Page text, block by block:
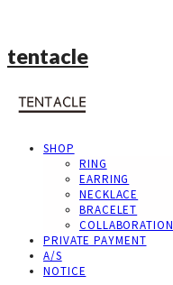
tentacle
SHOP
RING
EARRING
NECKLACE
BRACELET
COLLABORATION
PRIVATE PAYMENT
A/S
NOTICE